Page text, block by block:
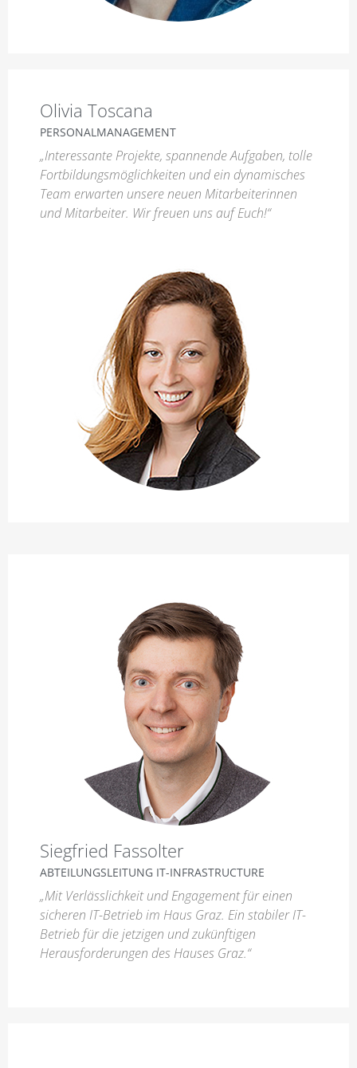
Olivia Toscana
PERSONALMANAGEMENT
„Interessante Projekte, spannende Aufgaben, tolle
Fortbildungsmöglichkeiten und ein dynamisches
Team erwarten unsere neuen Mitarbeiterinnen
und Mitarbeiter. Wir freuen uns auf Euch!“
Siegfried Fassolter
ABTEILUNGSLEITUNG IT-INFRASTRUCTURE
„Mit Verlässlichkeit und Engagement für einen
sicheren IT-Betrieb im Haus Graz. Ein stabiler IT-
Betrieb für die jetzigen und zukünftigen
Herausforderungen des Hauses Graz.“